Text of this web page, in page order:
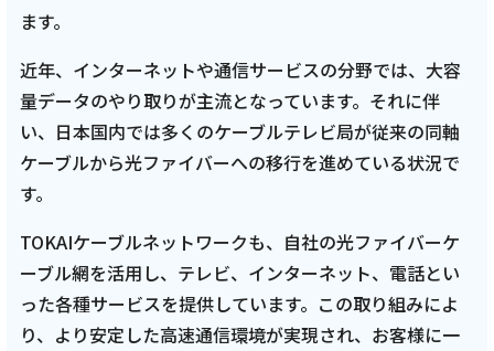
ます。
近年、インターネットや通信サービスの分野では、大容
量データのやり取りが主流となっています。それに伴
い、日本国内では多くのケーブルテレビ局が従来の同軸
ケーブルから光ファイバーへの移行を進めている状況で
す。
TOKAIケーブルネットワークも、自社の光ファイバーケ
ーブル網を活用し、テレビ、インターネット、電話とい
った各種サービスを提供しています。この取り組みによ
り、より安定した高速通信環境が実現され、お客様に一